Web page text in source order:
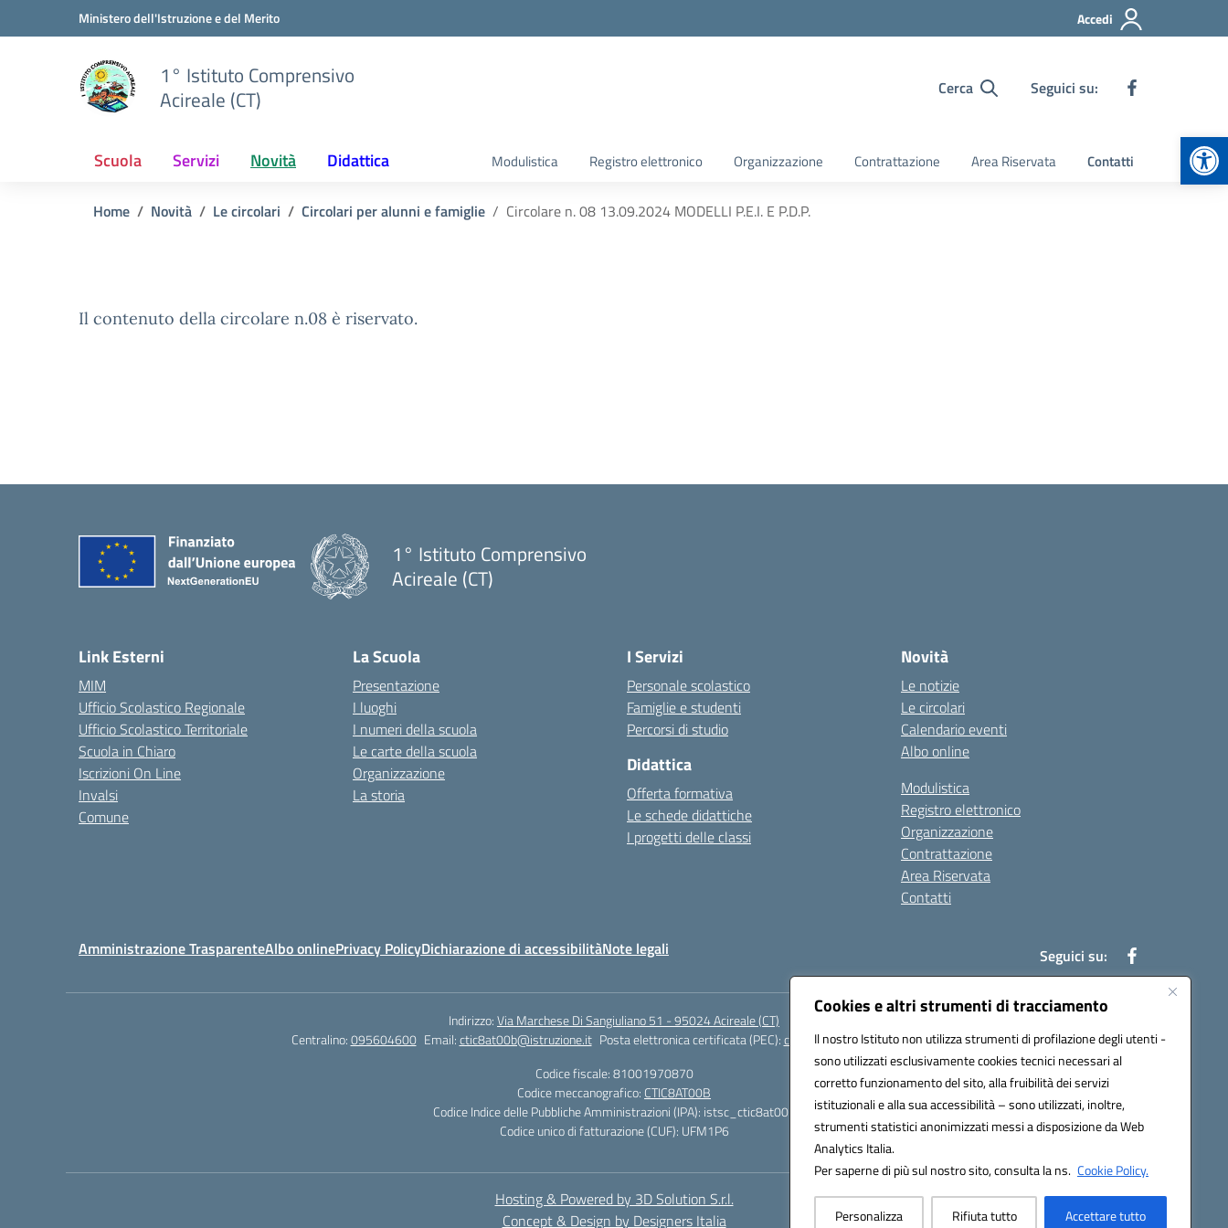
Cookies e altri strumenti di tracciamento
Il nostro Istituto non utilizza strumenti di profilazione degli utenti -
sono utilizzati esclusivamente cookies tecnici necessari al
corretto funzionamento del sito, alla fruibilità dei servizi
istituzionali e alla sua accessibilità – sono utilizzati, inoltre,
strumenti statistici anonimizzati messi a disposizione da Web
Analytics Italia.
Per saperne di più sul nostro sito, consulta la ns. Cookie Policy.
Personalizza Rifiuta tutto Accettare tutto
Vai ai contenuti
Vai al menu di navigazioneMinistero dell'Istruzione e del Merito Accedi
1° Istituto Comprensivo
Acireale (CT)
Cerca Seguici su:
Scuola Servizi Novità Didattica Modulistica Registro elettronico Organizzazione Contrattazione Area Riservata Contatti
Home Novità Le circolari Circolari per alunni e famiglie Circolare n. 08 13.09.2024 MODELLI P.E.I. E P.D.P.
Il contenuto della circolare n.08 è riservato.
1° Istituto Comprensivo
Acireale (CT)
Link Esterni
MIM
Ufficio Scolastico Regionale
Ufficio Scolastico Territoriale
Scuola in Chiaro
Iscrizioni On Line
Invalsi
Comune
La Scuola
Presentazione
I luoghi
I numeri della scuola
Le carte della scuola
Organizzazione
La storia
I Servizi
Personale scolastico
Famiglie e studenti
Percorsi di studio
Didattica
Offerta formativa
Le schede didattiche
I progetti delle classi
Novità
Le notizie
Le circolari
Calendario eventi
Albo online
Modulistica
Registro elettronico
Organizzazione
Contrattazione
Area Riservata
Contatti
Amministrazione TrasparenteAlbo onlinePrivacy PolicyDichiarazione di accessibilitàNote legali Seguici su:
Indirizzo:Via Marchese Di Sangiuliano 51 - 95024 Acireale (CT)
Centralino:095604600 Email:ctic8at00b@istruzione.it Posta elettronica certificata (PEC):ctic8at00b@pec.istruzione.it
Codice fiscale: 81001970870
Codice meccanografico: CTIC8AT00B
Codice Indice delle Pubbliche Amministrazioni (IPA): istsc_ctic8at00b
Codice unico di fatturazione (CUF): UFM1P6
Hosting & Powered by 3D Solution S.r.l.
Concept & Design by Designers Italia